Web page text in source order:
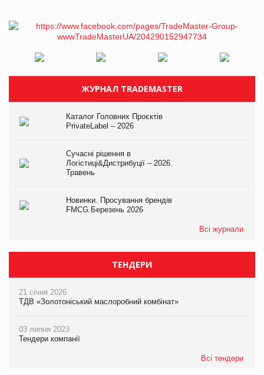
ЖУРНАЛ TRADEMASTER
Каталог Головних Проєктів
PrivateLabel – 2026
Сучасні рішення в
Логістиці&Дистрибуції – 2026.
Травень
Новинки. Просування брендів
FMCG.Березень 2026
Всі журнали
ТЕНДЕРИ
21 січня 2026
ТДВ «Золотоніський маслоробний комбінат»
03 липня 2023
Тендери компанії
Всі тендери